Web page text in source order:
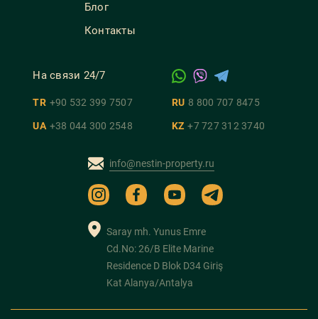
Блог
Контакты
На связи 24/7
TR +90 532 399 7507 RU 8 800 707 8475
UA +38 044 300 2548 KZ +7 727 312 3740
info@nestin-property.ru
Saray mh. Yunus Emre
Cd.No: 26/B Elite Marine
Residence D Blok D34 Giriş
Kat Alanya/Antalya